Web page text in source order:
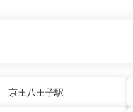
京王八王子駅